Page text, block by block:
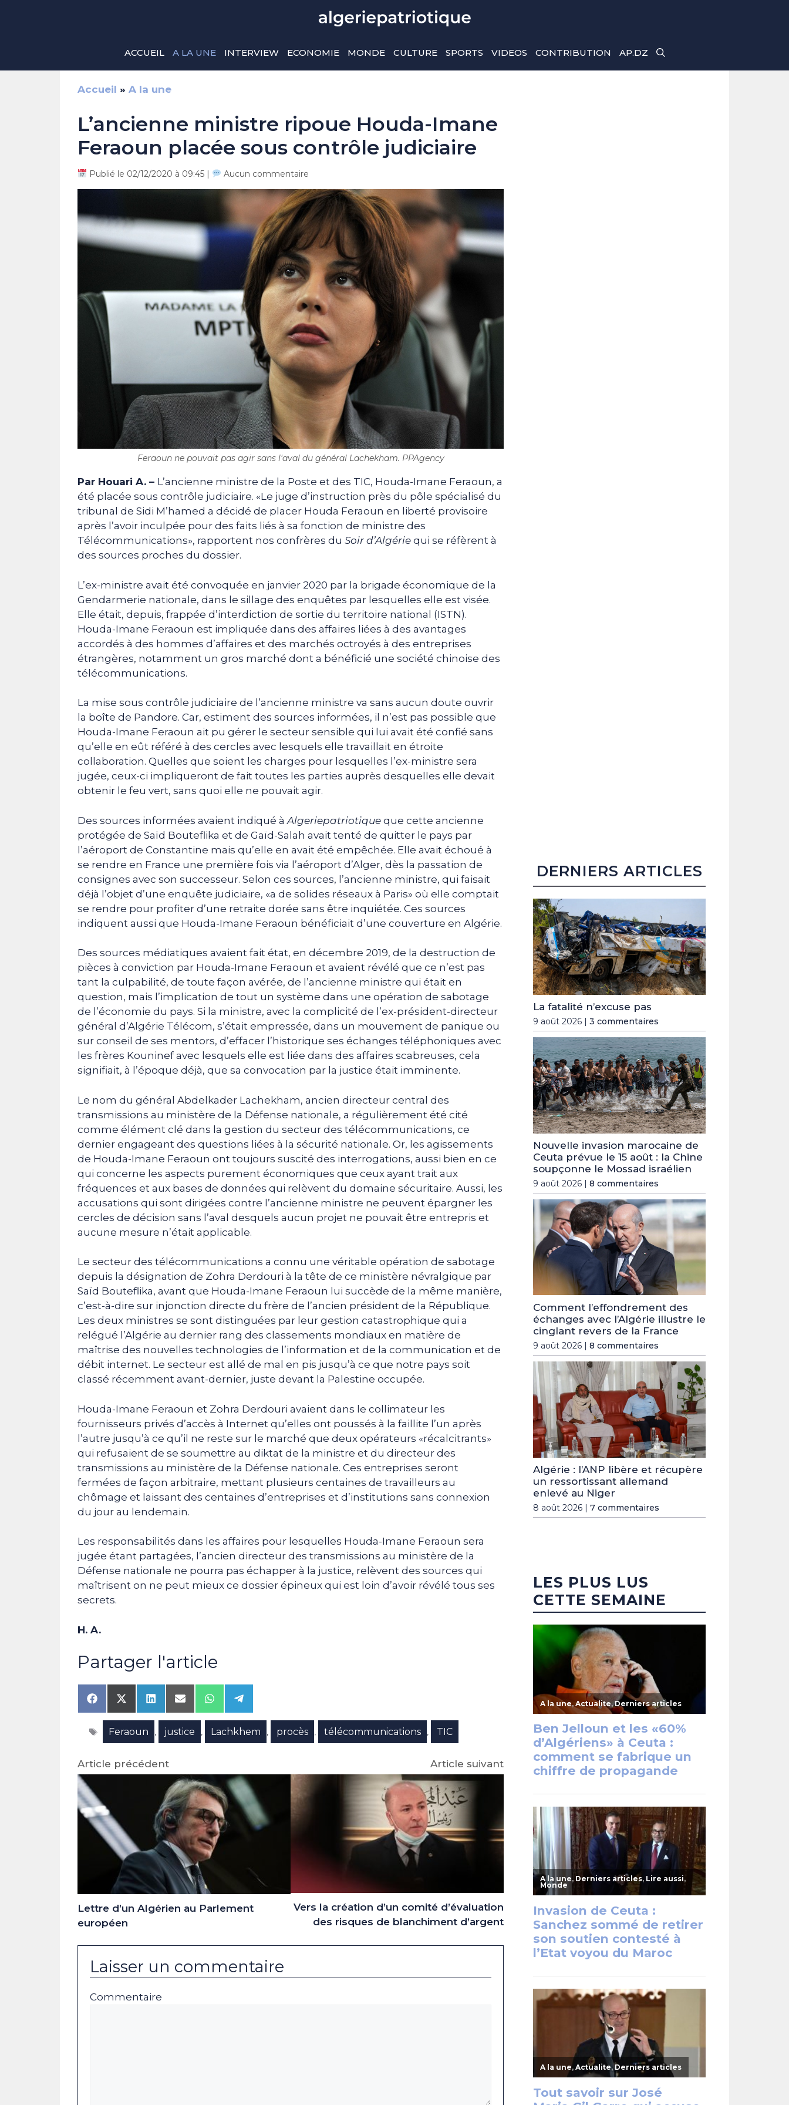
ACCUEIL A LA UNE INTERVIEW ECONOMIE MONDE CULTURE SPORTS VIDEOS CONTRIBUTION AP.DZ
Accueil » A la une
L’ancienne ministre ripoue Houda-Imane
Feraoun placée sous contrôle judiciaire
Publié le 02/12/2020 à 09:45 | Aucun commentaire
Feraoun ne pouvait pas agir sans l'aval du général Lachekham. PPAgency
Par Houari A. – L’ancienne ministre de la Poste et des TIC, Houda-Imane Feraoun, a
été placée sous contrôle judiciaire. «Le juge d’instruction près du pôle spécialisé du
tribunal de Sidi M’hamed a décidé de placer Houda Feraoun en liberté provisoire
après l’avoir inculpée pour des faits liés à sa fonction de ministre des
Télécommunications», rapportent nos confrères du Soir d’Algérie qui se réfèrent à
des sources proches du dossier.
L’ex-ministre avait été convoquée en janvier 2020 par la brigade économique de la
Gendarmerie nationale, dans le sillage des enquêtes par lesquelles elle est visée.
Elle était, depuis, frappée d’interdiction de sortie du territoire national (ISTN).
Houda-Imane Feraoun est impliquée dans des affaires liées à des avantages
accordés à des hommes d’affaires et des marchés octroyés à des entreprises
étrangères, notamment un gros marché dont a bénéficié une société chinoise des
télécommunications.
La mise sous contrôle judiciaire de l’ancienne ministre va sans aucun doute ouvrir
la boîte de Pandore. Car, estiment des sources informées, il n’est pas possible que
Houda-Imane Feraoun ait pu gérer le secteur sensible qui lui avait été confié sans
qu’elle en eût référé à des cercles avec lesquels elle travaillait en étroite
collaboration. Quelles que soient les charges pour lesquelles l’ex-ministre sera
jugée, ceux-ci impliqueront de fait toutes les parties auprès desquelles elle devait
obtenir le feu vert, sans quoi elle ne pouvait agir.
Des sources informées avaient indiqué à Algeriepatriotique que cette ancienne
protégée de Saïd Bouteflika et de Gaïd-Salah avait tenté de quitter le pays par
l’aéroport de Constantine mais qu’elle en avait été empêchée. Elle avait échoué à
se rendre en France une première fois via l’aéroport d’Alger, dès la passation de
consignes avec son successeur. Selon ces sources, l’ancienne ministre, qui faisait
déjà l’objet d’une enquête judiciaire, «a de solides réseaux à Paris» où elle comptait
se rendre pour profiter d’une retraite dorée sans être inquiétée. Ces sources
indiquent aussi que Houda-Imane Feraoun bénéficiait d’une couverture en Algérie.
Des sources médiatiques avaient fait état, en décembre 2019, de la destruction de
pièces à conviction par Houda-Imane Feraoun et avaient révélé que ce n’est pas
tant la culpabilité, de toute façon avérée, de l’ancienne ministre qui était en
question, mais l’implication de tout un système dans une opération de sabotage
de l’économie du pays. Si la ministre, avec la complicité de l’ex-président-directeur
général d’Algérie Télécom, s’était empressée, dans un mouvement de panique ou
sur conseil de ses mentors, d’effacer l’historique ses échanges téléphoniques avec
les frères Kouninef avec lesquels elle est liée dans des affaires scabreuses, cela
signifiait, à l’époque déjà, que sa convocation par la justice était imminente.
Le nom du général Abdelkader Lachekham, ancien directeur central des
transmissions au ministère de la Défense nationale, a régulièrement été cité
comme élément clé dans la gestion du secteur des télécommunications, ce
dernier engageant des questions liées à la sécurité nationale. Or, les agissements
de Houda-Imane Feraoun ont toujours suscité des interrogations, aussi bien en ce
qui concerne les aspects purement économiques que ceux ayant trait aux
fréquences et aux bases de données qui relèvent du domaine sécuritaire. Aussi, les
accusations qui sont dirigées contre l’ancienne ministre ne peuvent épargner les
cercles de décision sans l’aval desquels aucun projet ne pouvait être entrepris et
aucune mesure n’était applicable.
Le secteur des télécommunications a connu une véritable opération de sabotage
depuis la désignation de Zohra Derdouri à la tête de ce ministère névralgique par
Saïd Bouteflika, avant que Houda-Imane Feraoun lui succède de la même manière,
c’est-à-dire sur injonction directe du frère de l’ancien président de la République.
Les deux ministres se sont distinguées par leur gestion catastrophique qui a
relégué l’Algérie au dernier rang des classements mondiaux en matière de
maîtrise des nouvelles technologies de l’information et de la communication et de
débit internet. Le secteur est allé de mal en pis jusqu’à ce que notre pays soit
classé récemment avant-dernier, juste devant la Palestine occupée.
Houda-Imane Feraoun et Zohra Derdouri avaient dans le collimateur les
fournisseurs privés d’accès à Internet qu’elles ont poussés à la faillite l’un après
l’autre jusqu’à ce qu’il ne reste sur le marché que deux opérateurs «récalcitrants»
qui refusaient de se soumettre au diktat de la ministre et du directeur des
transmissions au ministère de la Défense nationale. Ces entreprises seront
fermées de façon arbitraire, mettant plusieurs centaines de travailleurs au
chômage et laissant des centaines d’entreprises et d’institutions sans connexion
du jour au lendemain.
Les responsabilités dans les affaires pour lesquelles Houda-Imane Feraoun sera
jugée étant partagées, l’ancien directeur des transmissions au ministère de la
Défense nationale ne pourra pas échapper à la justice, relèvent des sources qui
maîtrisent on ne peut mieux ce dossier épineux qui est loin d’avoir révélé tous ses
secrets.
H. A.
Partager l'article
Share
on
Facebook
Share
on
X
(Twitter)
Share
on
LinkedIn
Share
on
Email
Share
on
WhatsApp
Share
on
Telegram
Étiquettes
Feraoun , justice , Lachkhem , procès , télécommunications , TIC
Article précédent
Lettre d’un Algérien au Parlement
européen
Article suivant
Vers la création d’un comité d’évaluation
des risques de blanchiment d’argent
Laisser un commentaire
Commentaire
DERNIERS ARTICLES
La fatalité n’excuse pas
9 août 2026 | 3 commentaires
Nouvelle invasion marocaine de
Ceuta prévue le 15 août : la Chine
soupçonne le Mossad israélien
9 août 2026 | 8 commentaires
Comment l’effondrement des
échanges avec l’Algérie illustre le
cinglant revers de la France
9 août 2026 | 8 commentaires
Algérie : l’ANP libère et récupère
un ressortissant allemand
enlevé au Niger
8 août 2026 | 7 commentaires
LES PLUS LUS
CETTE SEMAINE